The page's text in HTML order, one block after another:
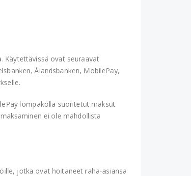
Käytettävissä ovat seuraavat
Ålandsbanken, MobilePay,
lompakolla suoritetut maksut
ei ole mahdollista
jotka ovat hoitaneet raha-asiansa